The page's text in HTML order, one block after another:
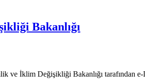
Bakanlığı
ve İklim Değişikliği Bakanlığı tarafından e-